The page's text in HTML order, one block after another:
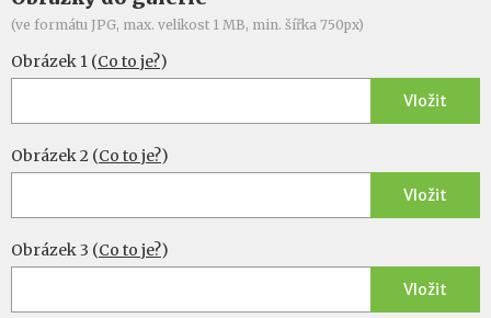
(ve formátu JPG, max. velikost 1 MB, min. šířka 750px)
Obrázek 1 (Co to je?)
Vložit
Obrázek 2 (Co to je?)
Vložit
Obrázek 3 (Co to je?)
Vložit